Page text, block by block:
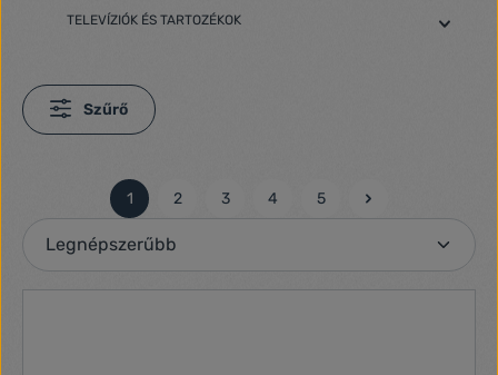
TELEVÍZIÓK ÉS TARTOZÉKOK
Szűrő
Oldal
1
Oldal
2
Oldal
3
Oldal
4
Oldal
5